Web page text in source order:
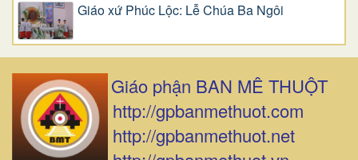
Giáo xứ Phúc Lộc: Lễ Chúa Ba Ngôi
Giáo phận BAN MÊ THUỘT
http://gpbanmethuot.com
http://gpbanmethuot.net